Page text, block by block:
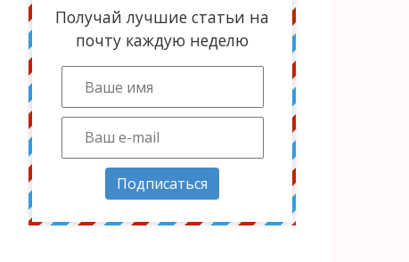
Получай лучшие статьи на
почту каждую неделю
Подписаться